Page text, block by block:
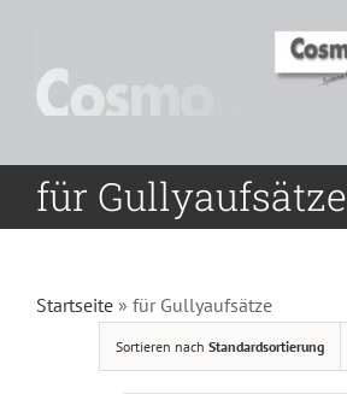
springen
für Gullyaufsätze
Startseite » für Gullyaufsätze
Sortieren nach Standardsortierung